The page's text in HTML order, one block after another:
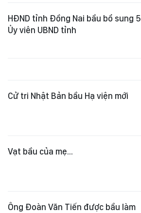
HĐND tỉnh Đồng Nai bầu bổ sung 5
Ủy viên UBND tỉnh ​
Cử tri Nhật Bản bầu Hạ viện mới
Vạt bầu của mẹ...
Ông Đoàn Văn Tiến được bầu làm